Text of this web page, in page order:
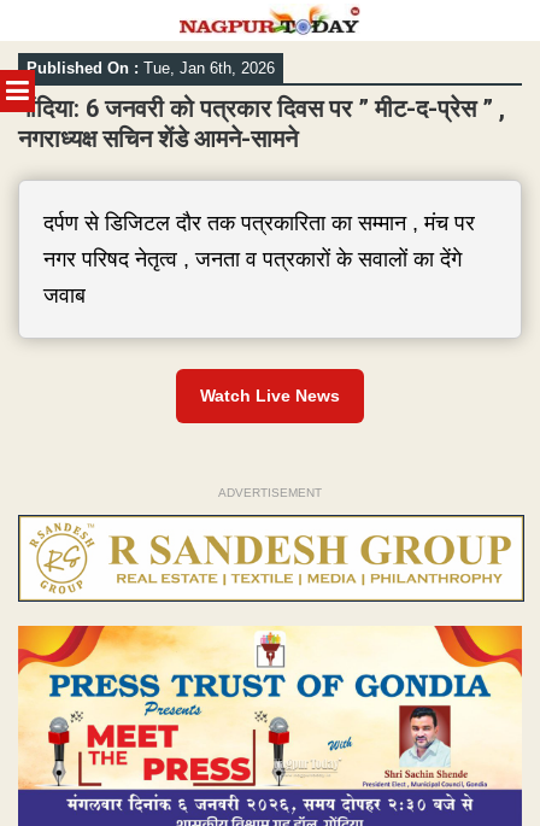
MENU
Skip
to
content
Published On : Tue, Jan 6th, 2026
गोंदिया: 6 जनवरी को पत्रकार दिवस पर ” मीट-द-प्रेस ” ,
नगराध्यक्ष सचिन शेंडे आमने-सामने
दर्पण से डिजिटल दौर तक पत्रकारिता का सम्मान , मंच पर
नगर परिषद नेतृत्व , जनता व पत्रकारों के सवालों का देंगे
जवाब
Watch Live News
ADVERTISEMENT